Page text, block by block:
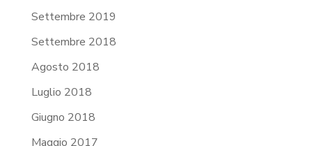
Settembre 2019
Settembre 2018
Agosto 2018
Luglio 2018
Giugno 2018
Maggio 2017